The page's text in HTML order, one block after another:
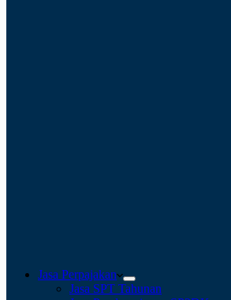
Jasa Perpajakan
Jasa SPT Tahunan